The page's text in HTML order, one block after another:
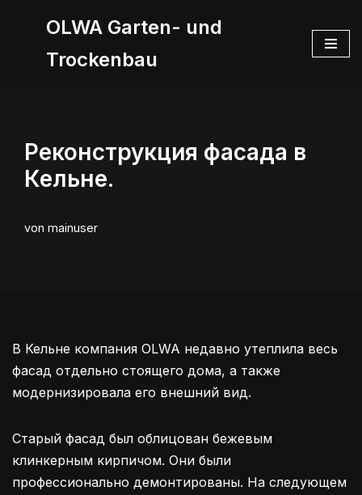
OLWA Garten- und
Trockenbau
Реконструкция фасада в
Кельне.
von mainuser
В Кельне компания OLWA недавно утеплила весь
фасад отдельно стоящего дома, а также
модернизировала его внешний вид.
Старый фасад был облицован бежевым
клинкерным кирпичом. Они были
профессионально демонтированы. На следующем